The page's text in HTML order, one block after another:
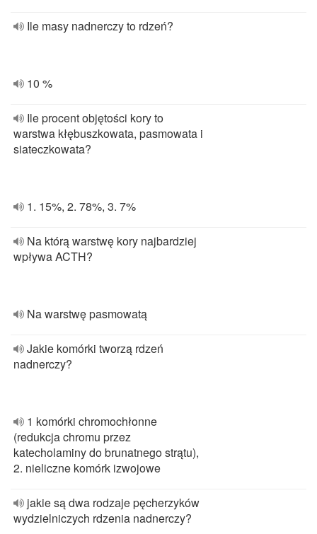
Ile masy nadnerczy to rdzeń?
10 %
Ile procent objętości kory to
warstwa kłębuszkowata, pasmowata i
siateczkowata?
1. 15%, 2. 78%, 3. 7%
Na którą warstwę kory najbardziej
wpływa ACTH?
Na warstwę pasmowatą
Jakie komórki tworzą rdzeń
nadnerczy?
1 komórki chromochłonne
(redukcja chromu przez
katecholaminy do brunatnego strątu),
2. nieliczne komórk izwojowe
jakie są dwa rodzaje pęcherzyków
wydzielniczych rdzenia nadnerczy?